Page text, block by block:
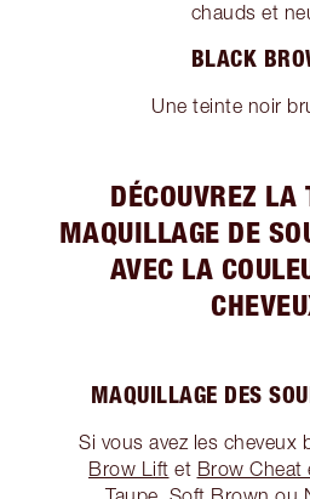
chauds et
BLACK
Une teinte noir
DÉCOUVREZ LA
MAQUILLAGE DE
AVEC LA
MAQUILLAGE DES
Si vous avez les cheveux
Brow Lift et Brow Cheat